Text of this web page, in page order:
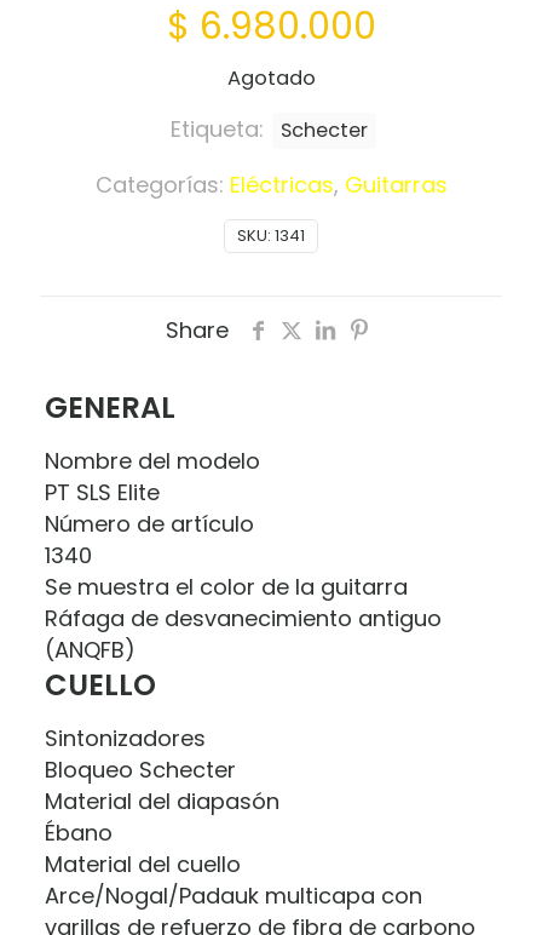
$ 6.980.000
Agotado
SKU: 1341
Categorías: Eléctricas, Guitarras
Etiqueta: Schecter
Share
GENERAL
Nombre del modelo
PT SLS Elite
Número de artículo
1340
Se muestra el color de la guitarra
Ráfaga de desvanecimiento antiguo
(ANQFB)
CUELLO
Sintonizadores
Bloqueo Schecter
Material del diapasón
Ébano
Material del cuello
Arce/Nogal/Padauk multicapa con
varillas de refuerzo de fibra de carbono